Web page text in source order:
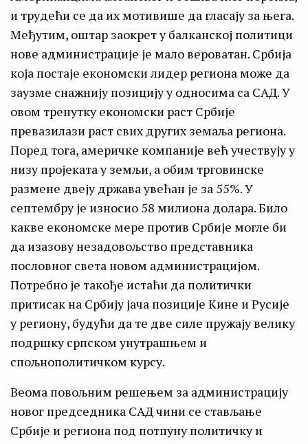
и трудећи се да их мотивише да гласају за њега.
Међутим, оштар заокрет у балканској политици
нове администрације је мало вероватан. Србија
која постаје економски лидер региона може да
заузме снажнију позицију у односима са САД. У
овом тренутку економски раст Србије
превазилази раст свих других земаља региона.
Поред тога, америчке компаније већ учествују у
низу пројеката у земљи, а обим трговинске
размене двеју држава увећан је за 55%. У
септембру је износио 58 милиона долара. Било
какве економске мере против Србије могле би
да изазову незадовољство представника
пословног света новом администрацијом.
Потребно је такође истаћи да политички
притисак на Србију јача позиције Кине и Русије
у региону, будући да те две силе пружају велику
подршку српском унутрашњем и
спољнополитичком курсу.
Веома повољним решењем за администрацију
новог председника САД чини се стављање
Србије и региона под потпуну политичку и